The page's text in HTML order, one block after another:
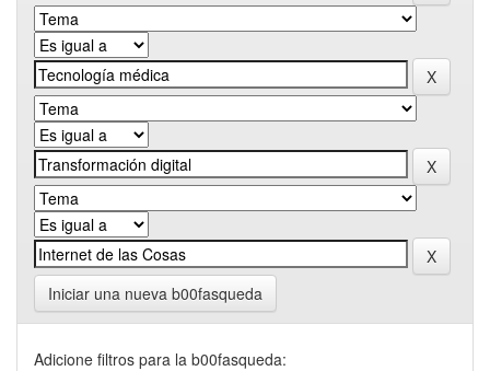
Iniciar una nueva b00fasqueda
Adicione filtros para la b00fasqueda: